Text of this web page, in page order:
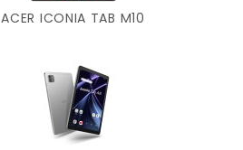
ACER ICONIA TAB M10